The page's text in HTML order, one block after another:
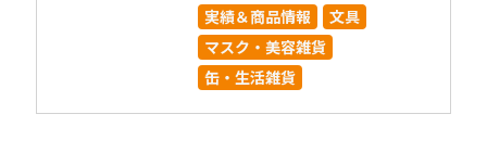
実績＆商品情報
文具
マスク・美容雑貨
缶・生活雑貨